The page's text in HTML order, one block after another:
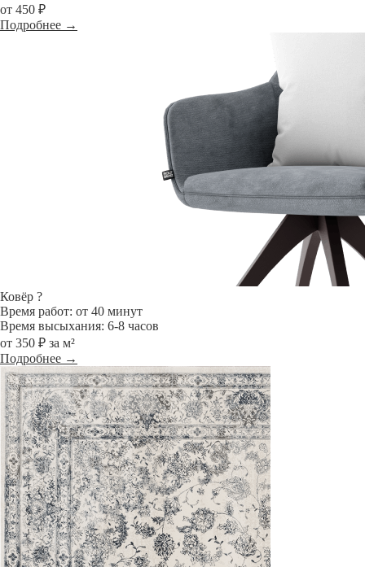
от 450 ₽
Подробнее →
Ковёр ?
Время работ: от 40 минут
Время высыхания: 6-8 часов
от 350 ₽ за м²
Подробнее →